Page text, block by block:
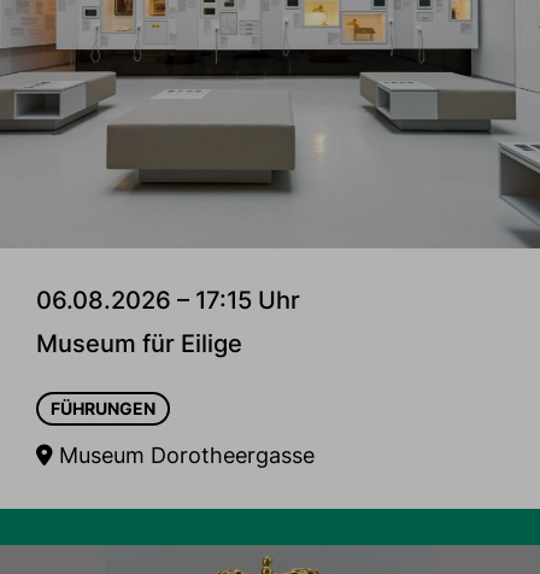
06.08.2026 – 17:15 Uhr
Museum für Eilige
FÜHRUNGEN
Museum Dorotheergasse